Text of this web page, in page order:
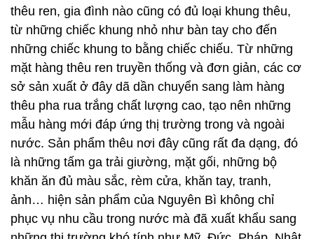
thêu ren, gia đình nào cũng có đủ loại khung thêu,
từ những chiếc khung nhỏ như bàn tay cho đến
những chiếc khung to bằng chiếc chiếu. Từ những
mặt hàng thêu ren truyền thống và đơn giản, các cơ
sở sản xuất ở đây dã dần chuyển sang làm hàng
thêu pha rua trắng chất lượng cao, tạo nên những
mẫu hàng mới đáp ứng thị trường trong và ngoài
nước. Sản phẩm thêu nơi đây cũng rất đa dạng, đó
là những tấm ga trải giường, mặt gối, những bộ
khăn ăn đủ màu sắc, rèm cửa, khăn tay, tranh,
ảnh… hiện sản phẩm của Nguyên Bì không chỉ
phục vụ nhu cầu trong nước mà đã xuất khẩu sang